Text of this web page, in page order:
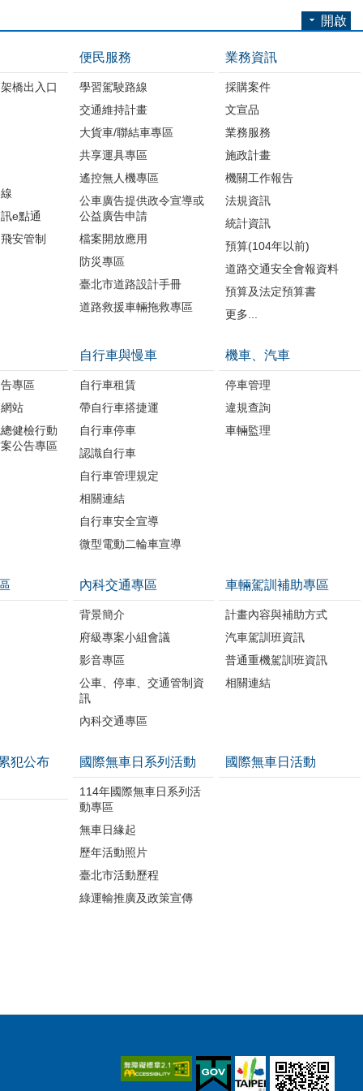
開啟
橋出入口
e點通
安管制
便民服務
學習駕駛路線
交通維持計畫
大貨車/聯結車專區
共享運具專區
遙控無人機專區
公車廣告提供政令宣導或
公益廣告申請
檔案開放應用
防災專區
臺北市道路設計手冊
道路救援車輛拖救專區
業務資訊
採購案件
文宣品
業務服務
施政計畫
機關工作報告
法規資訊
統計資訊
預算(104年以前)
道路交通安全會報資料
預算及法定預算書
更多...
專區
站
健檢行動
公告專區
自行車與慢車
自行車租賃
帶自行車搭捷運
自行車停車
認識自行車
自行車管理規定
相關連結
自行車安全宣導
微型電動二輪車宣導
機車、汽車
停車管理
違規查詢
車輛監理
內科交通專區
背景簡介
府級專案小組會議
影音專區
公車、停車、交通管制資
訊
內科交通專區
車輛駕訓補助專區
計畫內容與補助方式
汽車駕訓班資訊
普通重機駕訓班資訊
相關連結
犯公布 國際無車日系列活動
114年國際無車日系列活
動專區
無車日緣起
歷年活動照片
臺北市活動歷程
綠運輸推廣及政策宣傳
國際無車日活動